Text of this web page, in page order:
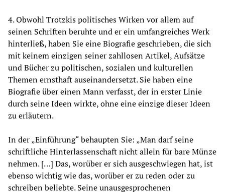
4. Obwohl Trotzkis politisches Wirken vor allem auf
seinen Schriften beruhte und er ein umfangreiches Werk
hinterließ, haben Sie eine Biografie geschrieben, die sich
mit keinem einzigen seiner zahllosen Artikel, Aufsätze
und Bücher zu politischen, sozialen und kulturellen
Themen ernsthaft auseinandersetzt. Sie haben eine
Biografie über einen Mann verfasst, der in erster Linie
durch seine Ideen wirkte, ohne eine einzige dieser Ideen
zu erläutern.
In der „Einführung“ behaupten Sie: „Man darf seine
schriftliche Hinterlassenschaft nicht allein für bare Münze
nehmen. […] Das, worüber er sich ausgeschwiegen hat, ist
ebenso wichtig wie das, worüber er zu reden oder zu
schreiben beliebte. Seine unausgesprochenen